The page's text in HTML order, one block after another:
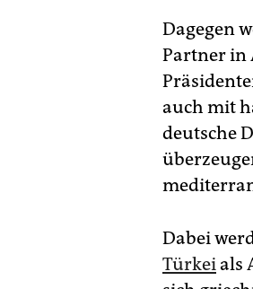
Dagegen
Partner in
auch mit
deutsche
Dabei
Türkeials